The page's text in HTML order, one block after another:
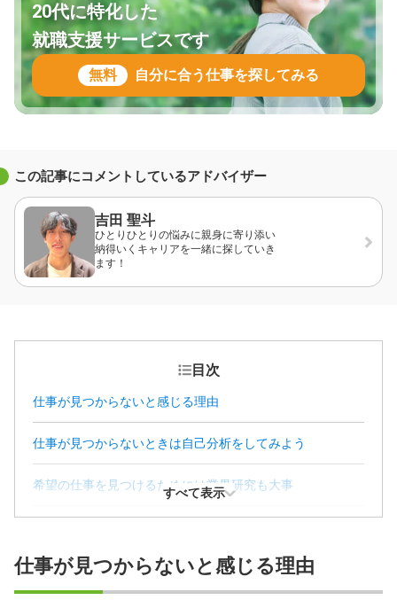
20代に特化した
就職支援サービスです
無料 自分に合う仕事を探してみる
この記事にコメントしているアドバイザー
吉田 聖斗
ひとりひとりの悩みに親身に寄り添い
納得いくキャリアを一緒に探していき
ます！
目次
仕事が見つからないと感じる理由
仕事が見つからないときは自己分析をしてみよう
希望の仕事を見つけるためには業界研究も大事
仕事が見つからないときの効果的な探し方
すべて表示
仕事が見つからないと感じる理由